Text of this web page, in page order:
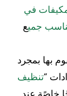
في
جميع
بها بمجرد
“تنظيف